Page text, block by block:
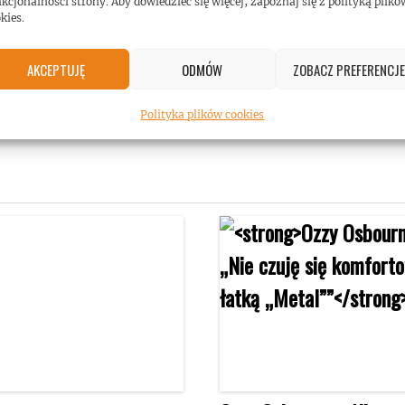
AKCEPTUJĘ ODMÓW ZOBACZ PREFERENCJE
Polityka plików cookies